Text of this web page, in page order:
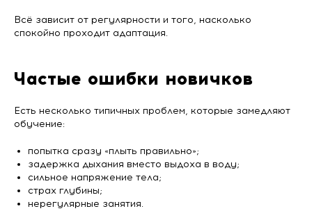
Всё зависит от регулярности и того, насколько
спокойно проходит адаптация.
Частые ошибки новичков
Есть несколько типичных проблем, которые замедляют
обучение:
попытка сразу «плыть правильно»;
задержка дыхания вместо выдоха в воду;
сильное напряжение тела;
страх глубины;
нерегулярные занятия.